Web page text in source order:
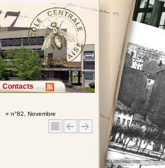
Contacts
» n°82, Novembre